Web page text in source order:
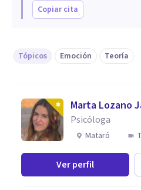
Copiar cita
Tópicos Emoción Teoría
Marta Lozano
Psicóloga
Mataró
Ver perfil